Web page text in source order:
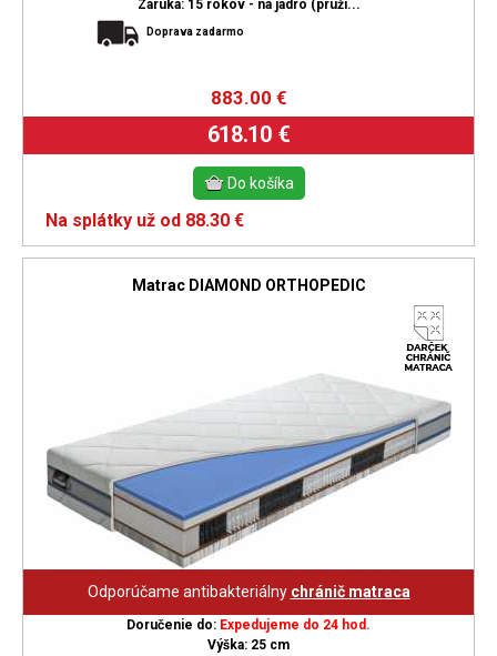
Záruka: 15 rokov - na jadro (pruži...
Doprava zadarmo
883.00 €
618.10 €
Na splátky už od 88.30 €
Matrac DIAMOND ORTHOPEDIC
Odporúčame antibakteriálny chránič matraca
Doručenie do: Expedujeme do 24 hod.
Výška: 25 cm